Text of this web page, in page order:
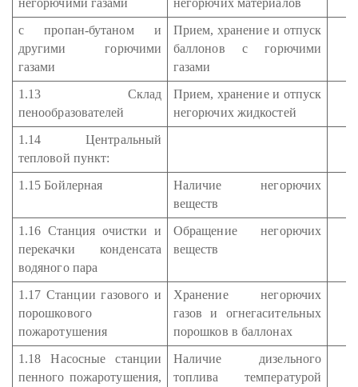
с пропан-бутаном и
другими горючими
газами
Прием, хранение и отпуск
баллонов с горючими
газами
1.13 Склад
пенообразователей
Прием, хранение и отпуск
негорючих жидкостей
1.14 Центральный
тепловой пункт:
1.15 Бойлерная
Наличие негорючих
веществ
1.16 Станция очистки и
перекачки конденсата
водяного пара
Обращение негорючих
веществ
1.17 Станции газового и
порошкового
пожаротушения
Хранение негорючих
газов и огнегасительных
порошков в баллонах
1.18 Насосные станции
пенного пожаротушения,
Наличие дизельного
топлива температурой